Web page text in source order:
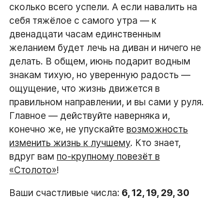
сколько всего успели. А если навалить на
себя тяжёлое с самого утра — к
двенадцати часам единственным
желанием будет лечь на диван и ничего не
делать. В общем, июнь подарит водным
знакам тихую, но уверенную радость —
ощущение, что жизнь движется в
правильном направлении, и вы сами у руля.
Главное — действуйте наверняка и,
конечно же, не упускайте возможность
изменить жизнь к лучшему. Кто знает,
вдруг вам по-крупному повезёт в
«Столото»!
Ваши счастливые числа: 6, 12, 19, 29, 30